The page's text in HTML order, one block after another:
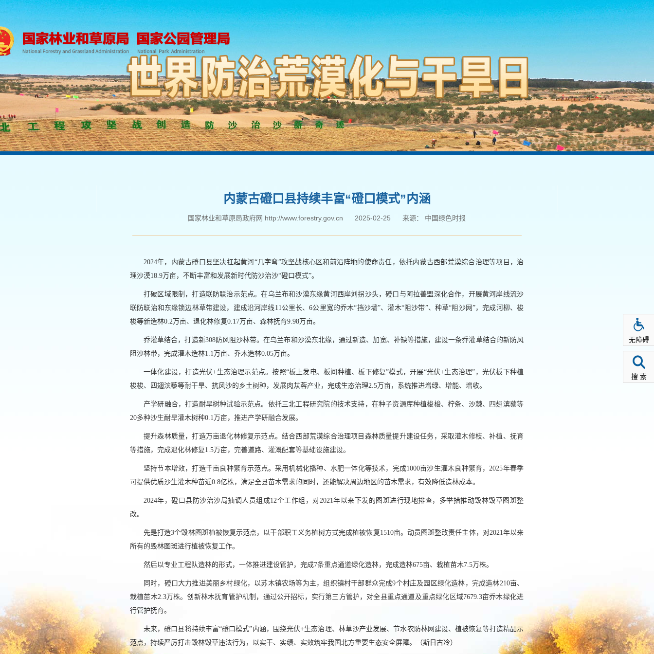
内蒙古磴口县持续丰富“磴口模式”内涵
国家林业和草原局政府网 http://www.forestry.gov.cn 2025-02-25 来源： 中国绿色时报
2024年，内蒙古磴口县坚决扛起黄河“几字弯”攻坚战核心区和前沿阵地的使命责任，依托内蒙古西部荒漠综合治理等项目，治
理沙漠18.9万亩，不断丰富和发展新时代防沙治沙“磴口模式”。
打破区域限制，打造联防联治示范点。在乌兰布和沙漠东缘黄河西岸刘拐沙头，磴口与阿拉善盟深化合作，开展黄河岸线流沙
联防联治和东缘锁边林草带建设，建成沿河岸线11公里长、6公里宽的乔木“挡沙墙”、灌木“阻沙带”、种草“阻沙网”，完成河柳、梭
梭等新造林0.2万亩、退化林修复0.17万亩、森林抚育9.98万亩。
乔灌草结合，打造新308防风阻沙林带。在乌兰布和沙漠东北缘，通过新造、加宽、补缺等措施，建设一条乔灌草结合的新防风
阻沙林带，完成灌木造林1.1万亩、乔木造林0.05万亩。
一体化建设，打造光伏+生态治理示范点。按照“板上发电、板间种植、板下修复”模式，开展“光伏+生态治理”，光伏板下种植
梭梭、四翅滨藜等耐干旱、抗风沙的乡土树种，发展肉苁蓉产业，完成生态治理2.5万亩，系统推进增绿、增能、增收。
产学研融合，打造耐旱树种试验示范点。依托三北工程研究院的技术支持，在种子资源库种植梭梭、柠条、沙棘、四翅滨藜等
20多种沙生耐旱灌木树种0.1万亩，推进产学研融合发展。
提升森林质量，打造万亩退化林修复示范点。结合西部荒漠综合治理项目森林质量提升建设任务，采取灌木修枝、补植、抚育
等措施，完成退化林修复1.5万亩，完善道路、灌溉配套等基础设施建设。
坚持节本增效，打造千亩良种繁育示范点。采用机械化播种、水肥一体化等技术，完成1000亩沙生灌木良种繁育，2025年春季
可提供优质沙生灌木种苗近0.8亿株，满足全县苗木需求的同时，还能解决周边地区的苗木需求，有效降低造林成本。
2024年，磴口县防沙治沙局抽调人员组成12个工作组，对2021年以来下发的图斑进行现地排查，多举措推动毁林毁草图斑整
改。
先是打造3个毁林图斑植被恢复示范点，以干部职工义务植树方式完成植被恢复1510亩。动员图斑整改责任主体，对2021年以来
所有的毁林图斑进行植被恢复工作。
然后以专业工程队造林的形式，一体推进建设管护，完成7条重点通道绿化造林，完成造林675亩、栽植苗木7.5万株。
同时，磴口大力推进美丽乡村绿化，以苏木镇农场等为主，组织镇村干部群众完成9个村庄及园区绿化造林，完成造林210亩、
栽植苗木2.3万株。创新林木抚育管护机制，通过公开招标，实行第三方管护，对全县重点通道及重点绿化区域7679.3亩乔木绿化进
行管护抚育。
未来，磴口县将持续丰富“磴口模式”内涵，围绕光伏+生态治理、林草沙产业发展、节水农防林网建设、植被恢复等打造精品示
范点，持续严厉打击毁林毁草违法行为，以实干、实绩、实效筑牢我国北方重要生态安全屏障。（斯日古冷）
无障碍
搜 索